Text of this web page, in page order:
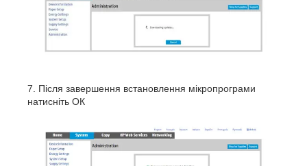
Після завершення встановлення мікропрограми
натисніть ОК